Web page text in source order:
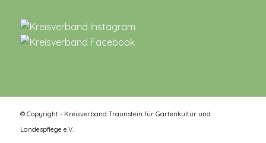
© Copyright - Kreisverband Traunstein für Gartenkultur und
Landespflege e.V.